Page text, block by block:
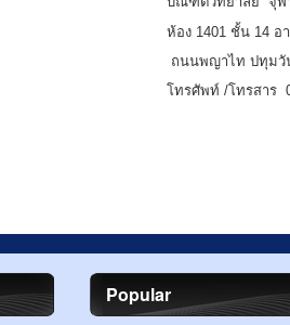
ห้อง 1401 ชั้น 14 อ
ถนนพญาไท ปทุมวั
โทรศัพท์ /โทรสาร
Popular